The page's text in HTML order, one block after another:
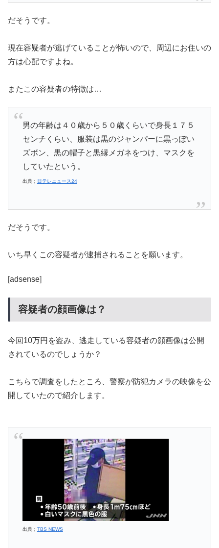
だそうです。
現在容疑者が逃げていることが怖いので、周辺にお住いの
方は心配ですよね。
またこの容疑者の特徴は…
男の年齢は４０歳から５０歳くらいで身長１７５
センチくらい、服装は黒のジャンパーに黒っぽい
ズボン、黒の帽子と黒縁メガネをつけ、マスクを
していたという。
出典； 日テレニュース24
だそうです。
いち早くこの容疑者が逮捕されることを願います。
[adsense]
容疑者の顔画像は？
今回10万円を盗み、逃走している容疑者の顔画像は公開
されているのでしょうか？
こちらで調査をしたところ、警察が防犯カメラの映像を公
開していたので紹介します。
出典； TBS NEWS